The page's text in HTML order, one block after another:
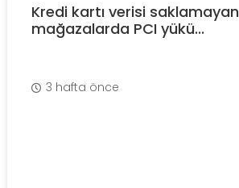
Kredi kartı verisi saklamayan
mağazalarda PCI yükü...
3 hafta önce